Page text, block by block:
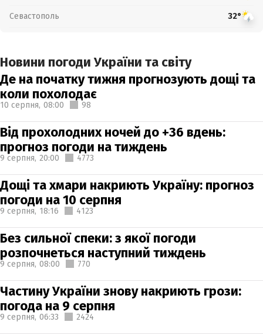
Севастополь 32°
Новини погоди України та світу
Де на початку тижня прогнозують дощі та
коли похолодає
10 серпня, 08:00 98
Від прохолодних ночей до +36 вдень:
прогноз погоди на тиждень
9 серпня, 20:00 4773
Дощі та хмари накриють Україну: прогноз
погоди на 10 серпня
9 серпня, 18:16 4123
Без сильної спеки: з якої погоди
розпочнеться наступний тиждень
9 серпня, 08:00 770
Частину України знову накриють грози:
погода на 9 серпня
9 серпня, 06:33 2424